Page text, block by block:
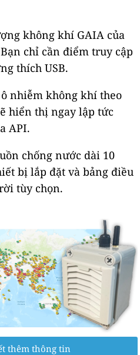
không khí GAIA của
chỉ cần điểm truy cập
thích USB.
nhiễm không khí theo
hiển thị ngay lập tức
API.
chống nước dài 10
bị lắp đặt và bảng điều
tùy chọn.
thêm thông tin